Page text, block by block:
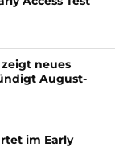
neues
August-
im Early